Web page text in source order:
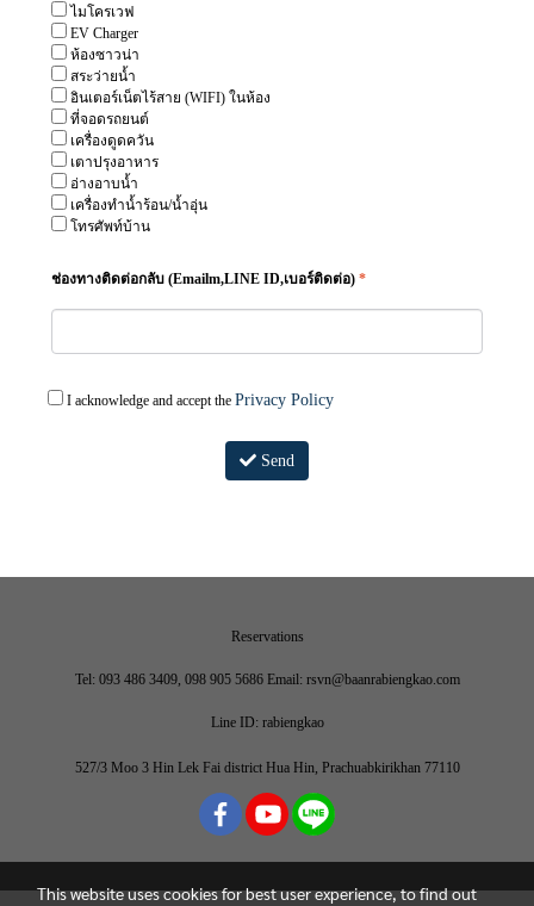
ไมโครเวฟ
EV Charger
ห้องซาวน่า
สระว่ายน้ำ
อินเตอร์เน็ตไร้สาย (WIFI) ในห้อง
ที่จอดรถยนต์
เครื่องดูดควัน
เตาปรุงอาหาร
อ่างอาบน้ำ
เครื่องทำน้ำร้อน/น้ำอุ่น
โทรศัพท์บ้าน
ช่องทางติดต่อกลับ (Emailm,LINE ID,เบอร์ติดต่อ) *
I acknowledge and accept the Privacy Policy
Send
Reservations
Tel: 093 486 3409, 098 905 5686 Email: rsvn@baanrabiengkao.com
Line ID: rabiengkao
527/3 Moo 3 Hin Lek Fai district Hua Hin, Prachuabkirikhan 77110
This website uses cookies for best user experience, to find out